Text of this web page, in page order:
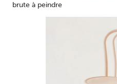
brute à peindre